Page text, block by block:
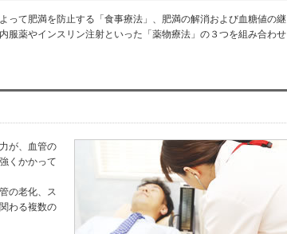
って肥満を防止する「食事療法」、肥満の解消および血糖値の継
服薬やインスリン注射といった「薬物療法」の３つを組み合わせ
が、血管の
くかかって
の老化、ス
わる複数の